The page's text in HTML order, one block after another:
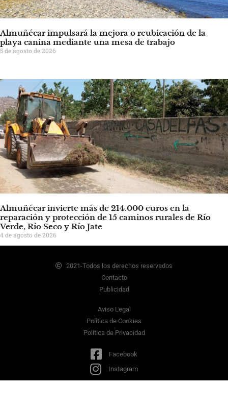
Almuñécar impulsará la mejora o reubicación de la
playa canina mediante una mesa de trabajo
5 de agosto de 2026
Almuñécar invierte más de 214.000 euros en la
reparación y protección de 15 caminos rurales de Río
Verde, Río Seco y Río Jate
4 de agosto de 2026
2021-Todos los derechos reservados
Contacto
Publicidad
Aviso Legal
Política de Cookies
Política de Privacidad
Facebook
Instagram